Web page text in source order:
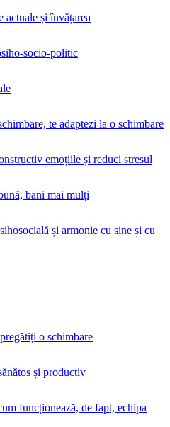
actuale și învățarea
socio-politic
te adaptezi la o schimbare
emoțiile și reduci stresul
bani mai mulți
și armonie cu sine și cu
o schimbare
și productiv
funcționează, de fapt, echipa